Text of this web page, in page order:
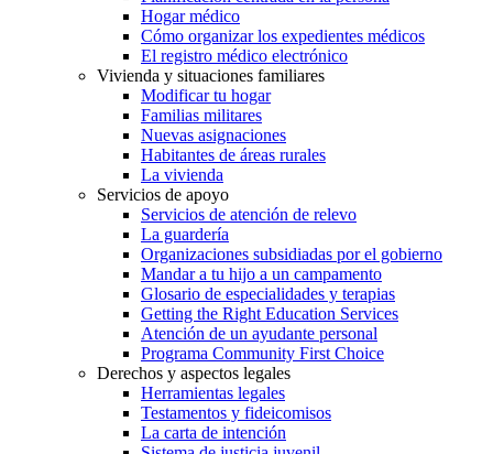
Hogar médico
Cómo organizar los expedientes médicos
El registro médico electrónico
Vivienda y situaciones familiares
Modificar tu hogar
Familias militares
Nuevas asignaciones
Habitantes de áreas rurales
La vivienda
Servicios de apoyo
Servicios de atención de relevo
La guardería
Organizaciones subsidiadas por el gobierno
Mandar a tu hijo a un campamento
Glosario de especialidades y terapias
Getting the Right Education Services
Atención de un ayudante personal
Programa Community First Choice
Derechos y aspectos legales
Herramientas legales
Testamentos y fideicomisos
La carta de intención